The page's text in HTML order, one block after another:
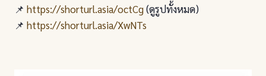
📌 https://shorturl.asia/octCg(ดูรูปทั้งหมด)
📌 https://shorturl.asia/XwNTs